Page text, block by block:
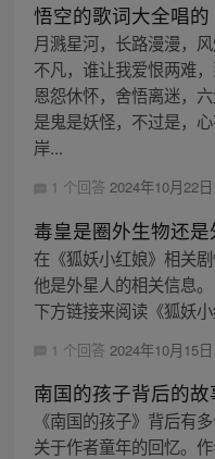
悟空的歌词大全唱的
月溅星河，长路漫漫，
不凡，谁让我爱恨两难
恩怨休怀，舍悟离迷，
是鬼是妖怪，不过是，
岸...
1 个回答 2024年10月22
毒皇是圈外生物还是
在《狐妖小红娘》相关
他是外星人的相关信息
下方链接来阅读《狐妖
1 个回答 2024年10月15
南国的孩子背后的故
《南国的孩子》背后有
关于作者童年的回忆。